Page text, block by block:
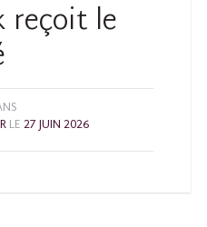
le
LE27 JUIN 2026